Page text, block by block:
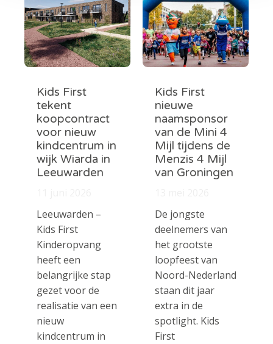
Kids First
tekent
koopcontract
voor nieuw
kindcentrum in
wijk Wiarda in
Leeuwarden
Leeuwarden –
Kids First
Kinderopvang
heeft een
belangrijke stap
gezet voor de
realisatie van een
nieuw
kindcentrum in
Kids First
nieuwe
naamsponsor
van de Mini 4
Mijl tijdens de
Menzis 4 Mijl
van Groningen
De jongste
deelnemers van
het grootste
loopfeest van
Noord-Nederland
staan dit jaar
extra in de
spotlight. Kids
First